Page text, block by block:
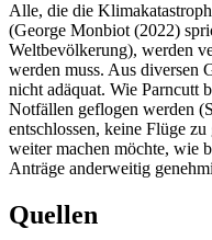
Alle, die die
(George Monbiot (2022)
Weltbevölkerung), werden
werden muss. Aus diversen
nicht adäquat. Wie Parncutt
Notfällen geflogen werden
entschlossen, keine Flüge
weiter machen möchte, wie
Anträge anderweitig
Quellen